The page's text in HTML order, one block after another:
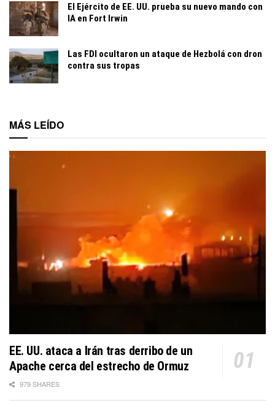
El Ejército de EE. UU. prueba su nuevo mando con
IA en Fort Irwin
Las FDI ocultaron un ataque de Hezbolá con dron
contra sus tropas
MÁS LEÍDO
EE. UU. ataca a Irán tras derribo de un
Apache cerca del estrecho de Ormuz
979 SHARES